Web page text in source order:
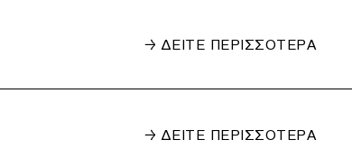
→ ΔΕΙΤΕ ΠΕΡΙΣΣΟΤΕΡΑ
→ ΔΕΙΤΕ ΠΕΡΙΣΣΟΤΕΡΑ